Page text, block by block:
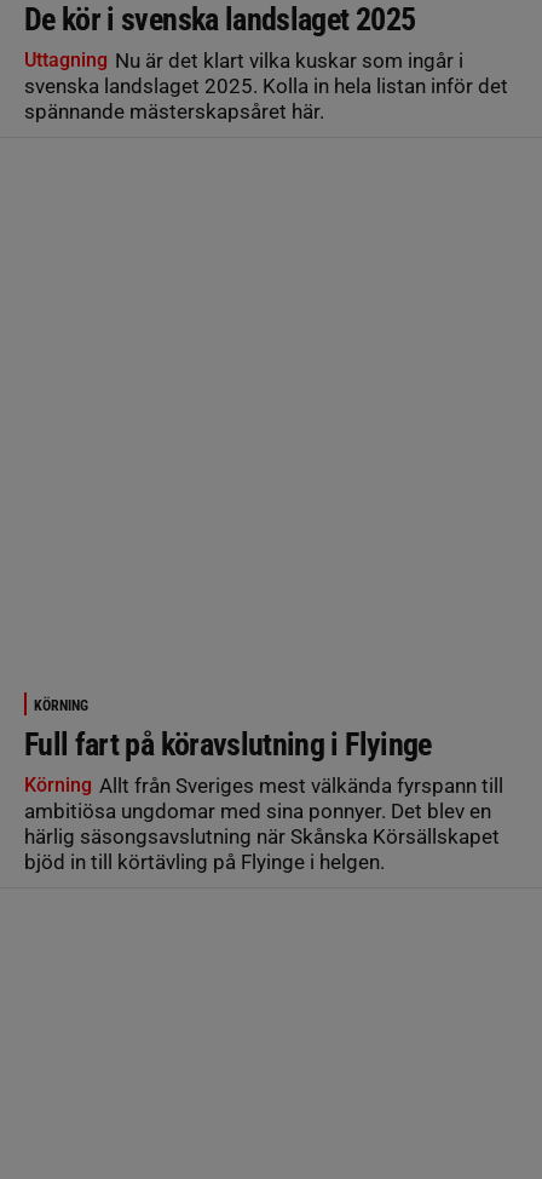
De kör i svenska landslaget 2025
Uttagning Nu är det klart vilka kuskar som ingår i
svenska landslaget 2025. Kolla in hela listan inför det
spännande mästerskapsåret här.
KÖRNING
Full fart på köravslutning i Flyinge
Körning Allt från Sveriges mest välkända fyrspann till
ambitiösa ungdomar med sina ponnyer. Det blev en
härlig säsongsavslutning när Skånska Körsällskapet
bjöd in till körtävling på Flyinge i helgen.